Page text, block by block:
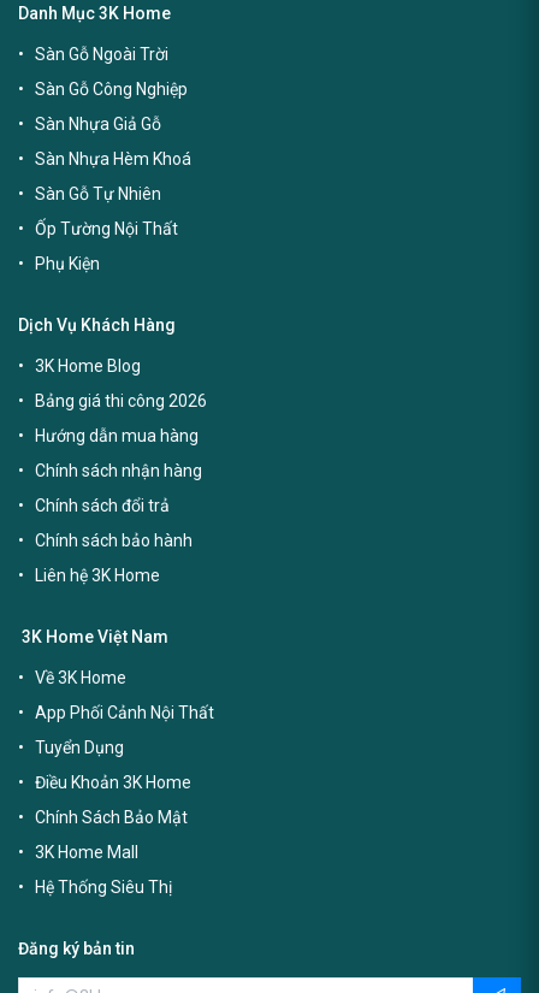
Danh Mục 3K Home
Sàn Gỗ Ngoài Trời
Sàn Gỗ Công Nghiệp
Sàn Nhựa Giả Gỗ
Sàn Nhựa Hèm Khoá
Sàn Gỗ Tự Nhiên
Ốp Tường Nội Thất
Phụ Kiện
Dịch Vụ Khách Hàng
3K Home Blog
Bảng giá thi công 2026
Hướng dẫn mua hàng
Chính sách nhận hàng
Chính sách đổi trả
Chính sách bảo hành
Liên hệ 3K Home
3K Home Việt Nam
Về 3K Home
App Phối Cảnh Nội Thất
Tuyển Dụng
Điều Khoản 3K Home
Chính Sách Bảo Mật
3K Home Mall
Hệ Thống Siêu Thị
Đăng ký bản tin